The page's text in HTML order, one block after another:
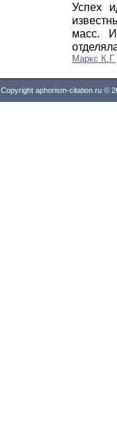
Успех
масс.
Маркс К.Г.
Copyright aphorism-citation.ru ©